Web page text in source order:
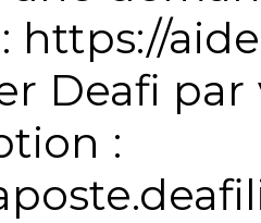
https://
Deafi
: